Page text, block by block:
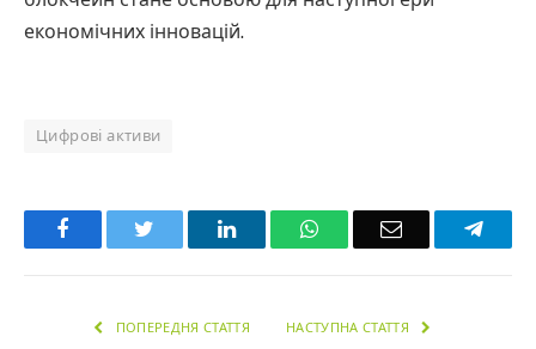
економічних інновацій.
Цифрові активи
Facebook LinkedInWhatsAppEmail
ПОПЕРЕДНЯ СТАТТЯ НАСТУПНА СТАТТЯ